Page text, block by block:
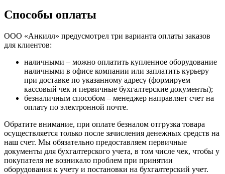
Способы оплаты
ООО «Анкилл» предусмотрел три варианта оплаты заказов
для клиентов:
наличными – можно оплатить купленное оборудование
наличными в офисе компании или заплатить курьеру
при доставке по указанному адресу (формируем
кассовый чек и первичные бухгалтерские документы);
безналичным способом – менеджер направляет счет на
оплату по электронной почте.
Обратите внимание, при оплате безналом отгрузка товара
осуществляется только после зачисления денежных средств на
наш счет. Мы обязательно предоставляем первичные
документы для бухгалтерского учета, в том числе чек, чтобы у
покупателя не возникало проблем при принятии
оборудования к учету и постановки на бухгалтерский учет.